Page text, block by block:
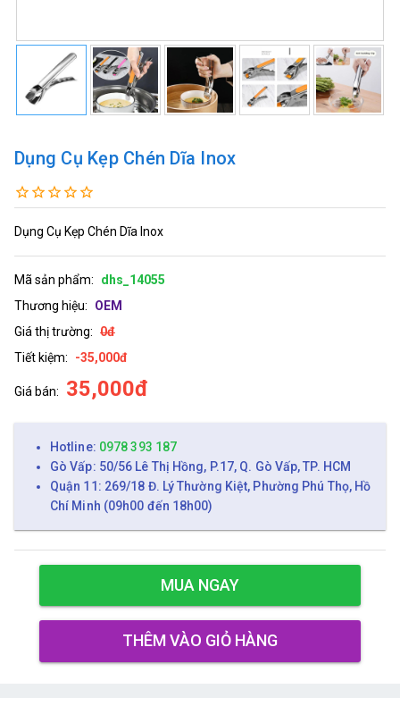
Dụng Cụ Kẹp Chén Dĩa Inox
Dụng Cụ Kẹp Chén Dĩa Inox
Mã sản phẩm:
dhs_14055
Thương hiệu:
OEM
Giá thị trường: 0đ
Tiết kiệm:
-35,000đ
Giá bán: 35,000đ
Hotline: 0978 393 187
Gò Vấp: 50/56 Lê Thị Hồng, P.17, Q. Gò Vấp, TP. HCM
Quận 11: 269/18 Đ. Lý Thường Kiệt, Phường Phú Thọ, Hồ
Chí Minh (09h00 đến 18h00)
MUA NGAY
THÊM VÀO GIỎ HÀNG